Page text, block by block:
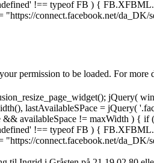
!== typeof FB ) {
"https://connect.facebook.net/
permission to be loaded. For more
jQuery(
lastAvailableSPace = jQuery(
&& availableSpace != maxWidth ) {
!== typeof FB ) {
"https://connect.facebook.net/